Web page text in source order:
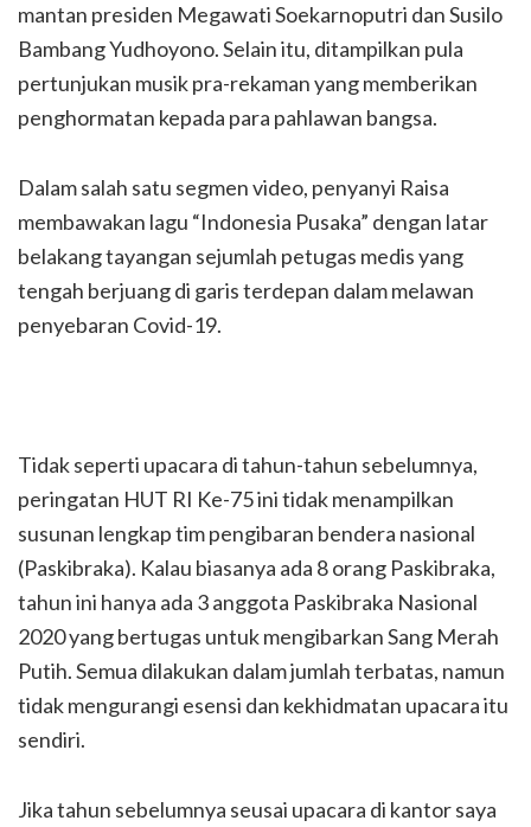
mantan presiden Megawati Soekarnoputri dan Susilo
Bambang Yudhoyono. Selain itu, ditampilkan pula
pertunjukan musik pra-rekaman yang memberikan
penghormatan kepada para pahlawan bangsa.
Dalam salah satu segmen video, penyanyi Raisa
membawakan lagu “Indonesia Pusaka” dengan latar
belakang tayangan sejumlah petugas medis yang
tengah berjuang di garis terdepan dalam melawan
penyebaran Covid-19.
Tidak seperti upacara di tahun-tahun sebelumnya,
peringatan HUT RI Ke-75 ini tidak menampilkan
susunan lengkap tim pengibaran bendera nasional
(Paskibraka). Kalau biasanya ada 8 orang Paskibraka,
tahun ini hanya ada 3 anggota Paskibraka Nasional
2020 yang bertugas untuk mengibarkan Sang Merah
Putih. Semua dilakukan dalam jumlah terbatas, namun
tidak mengurangi esensi dan kekhidmatan upacara itu
sendiri.
Jika tahun sebelumnya seusai upacara di kantor saya